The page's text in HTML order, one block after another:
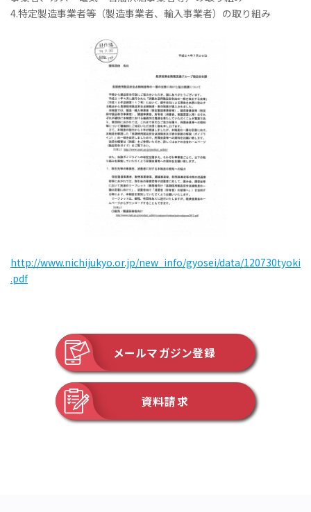
4.特定製造事業者等（製造事業者、輸入事業者）の取り組み
http://www.nichijukyo.or.jp/new_info/gyosei/data/120730tyoki
.pdf
メールマガジン登録
資料請求